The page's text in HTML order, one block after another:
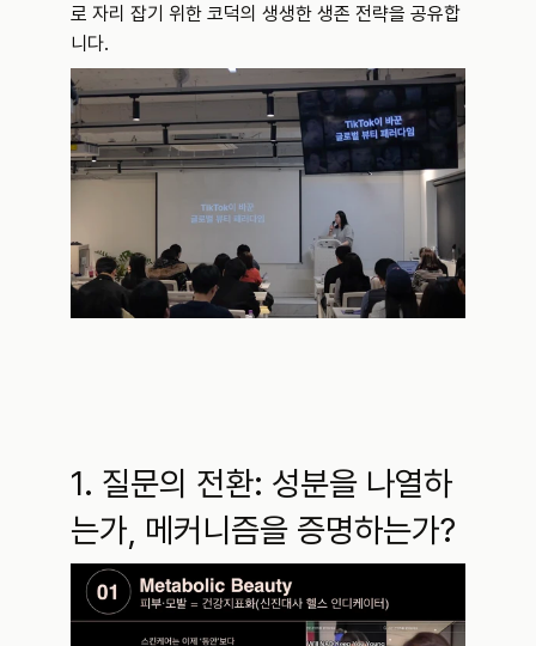
로 자리 잡기 위한 코덕의 생생한 생존 전략을 공유합
니다.
1. 질문의 전환: 성분을 나열하
는가, 메커니즘을 증명하는가?